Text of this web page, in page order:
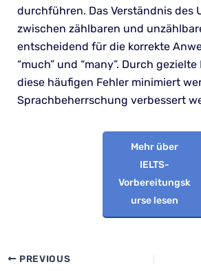
durchführen. Das Verständnis des
zwischen zählbaren und
entscheidend für die korrekte
“much” und “many”. Durch
diese häufigen Fehler minimiert
Sprachbeherrschung verbessert
Mehr über
IELTS-
Vorbereitungsk
urse lesen
PREVIOUS